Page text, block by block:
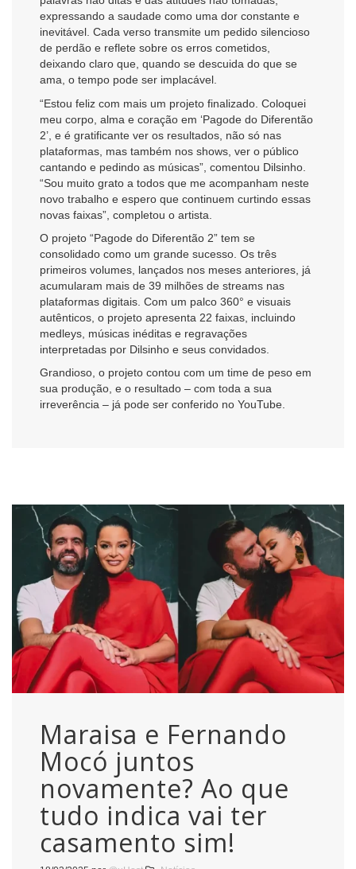
expressando a saudade como uma dor constante e
inevitável. Cada verso transmite um pedido silencioso
de perdão e reflete sobre os erros cometidos,
deixando claro que, quando se descuida do que se
ama, o tempo pode ser implacável.
“Estou feliz com mais um projeto finalizado. Coloquei
meu corpo, alma e coração em ‘Pagode do Diferentão
2’, e é gratificante ver os resultados, não só nas
plataformas, mas também nos shows, ver o público
cantando e pedindo as músicas”, comentou Dilsinho.
“Sou muito grato a todos que me acompanham neste
novo trabalho e espero que continuem curtindo essas
novas faixas”, completou o artista.
O projeto “Pagode do Diferentão 2” tem se
consolidado como um grande sucesso. Os três
primeiros volumes, lançados nos meses anteriores, já
acumularam mais de 39 milhões de streams nas
plataformas digitais. Com um palco 360° e visuais
autênticos, o projeto apresenta 22 faixas, incluindo
medleys, músicas inéditas e regravações
interpretadas por Dilsinho e seus convidados.
Grandioso, o projeto contou com um time de peso em
sua produção, e o resultado – com toda a sua
irreverência – já pode ser conferido no YouTube.
Maraisa e Fernando
Mocó juntos
novamente? Ao que
tudo indica vai ter
casamento sim!